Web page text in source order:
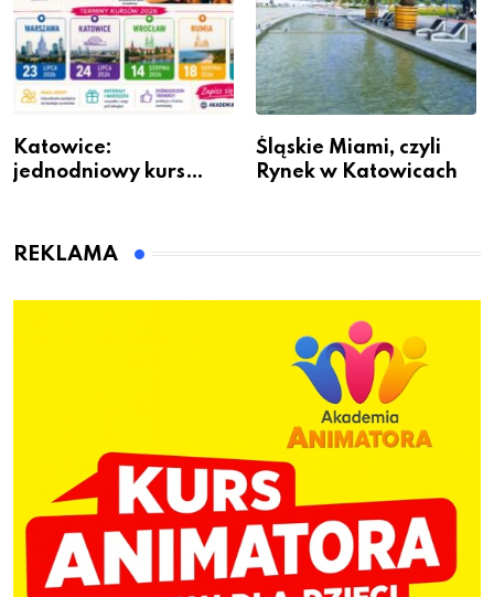
Katowice:
jednodniowy kurs
dzieci
Śląskie Miami, czyli
Rynek w Katowicach
REKLAMA